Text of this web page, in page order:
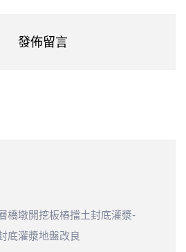
橋墩開挖板樁擋土封底灌漿-
底灌漿地盤改良